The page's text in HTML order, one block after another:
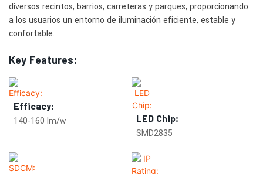
diversos recintos, barrios, carreteras y parques, proporcionando
a los usuarios un entorno de iluminación eficiente, estable y
confortable.
Key Features:
Efficacy:
140-160 lm/w LED Chip:
SMD2835